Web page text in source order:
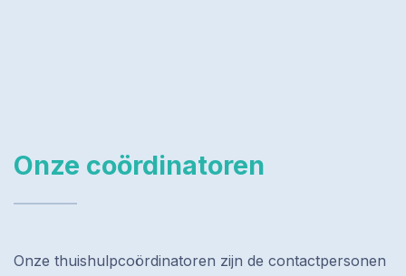
Onze coördinatoren
Onze thuishulpcoördinatoren zijn de contactpersonen